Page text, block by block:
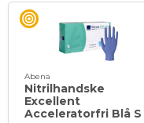
Abena
Nitrilhandske
Excellent
Acceleratorfri Blå S